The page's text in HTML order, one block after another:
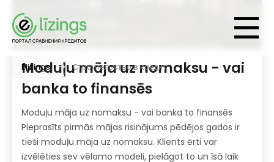
Elizings Строительство в кредит
Moduļu māja uz nomaksu - vai
banka to finansēs
Moduļu māja uz nomaksu - vai banka to finansēs
Pieprasīts pirmās mājas risinājums pēdējos gados ir
tieši moduļu māja uz nomaksu. Klients ērti var
izvēlēties sev vēlamo modeli, pielāgot to un īsā laik